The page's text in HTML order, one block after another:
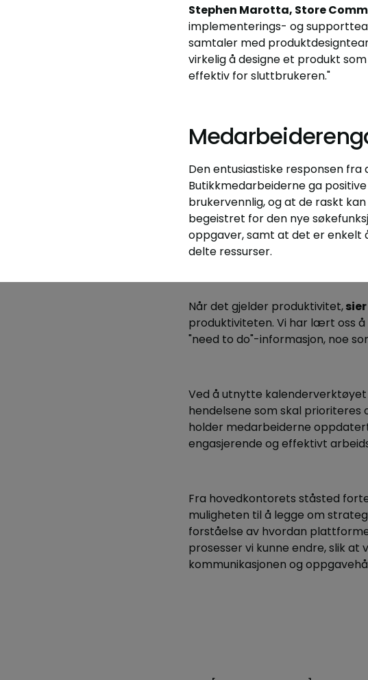
Stephen Marotta, Store
implementerings- og
samtaler med
virkelig å designe et produkt
effektiv for sluttbrukeren."
Den entusiastiske responsen
Butikkmedarbeiderne ga
brukervennlig, og at de raskt
begeistret for den nye
oppgaver, samt at det er enkelt
delte ressurser.
Når det gjelder produktivitet,
produktiviteten. Vi har lært oss
"need to do"-informasjon, noe
Ved å utnytte
hendelsene som skal prioriteres
holder medarbeiderne
engasjerende og effektivt
Fra hovedkontorets ståsted
muligheten til å legge om
forståelse av hvordan
prosesser vi kunne endre, slik
kommunikasjonen og